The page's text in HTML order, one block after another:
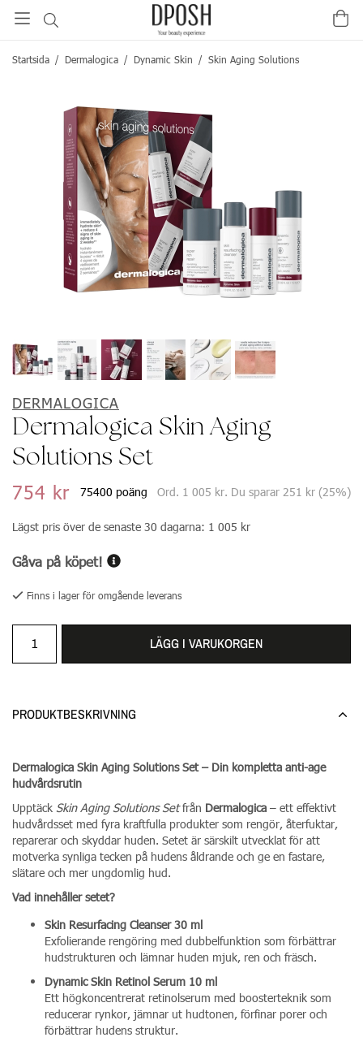
Startsida / Dermalogica / Dynamic Skin / Skin Aging Solutions
DERMALOGICA
Dermalogica Skin Aging
Solutions Set
754 kr 75400 poäng Ord. 1 005 kr. Du sparar 251 kr (25%)
Lägst pris över de senaste 30 dagarna: 1 005 kr
Gåva på köpet!
Finns i lager för omgående leverans
LÄGG I VARUKORGEN
PRODUKTBESKRIVNING
Dermalogica Skin Aging Solutions Set – Din kompletta anti-age
hudvårdsrutin
Upptäck Skin Aging Solutions Setfrån Dermalogica – ett effektivt
hudvårdsset med fyra kraftfulla produkter som rengör, återfuktar,
reparerar och skyddar huden. Setet är särskilt utvecklat för att
motverka synliga tecken på hudens åldrande och ge en fastare,
slätare och mer ungdomlig hud.
Vad innehåller setet?
Skin Resurfacing Cleanser 30 ml
Exfolierande rengöring med dubbelfunktion som förbättrar
hudstrukturen och lämnar huden mjuk, ren och fräsch.
Dynamic Skin Retinol Serum 10 ml
Ett högkoncentrerat retinolserum med boosterteknik som
reducerar rynkor, jämnar ut hudtonen, förfinar porer och
förbättrar hudens struktur.